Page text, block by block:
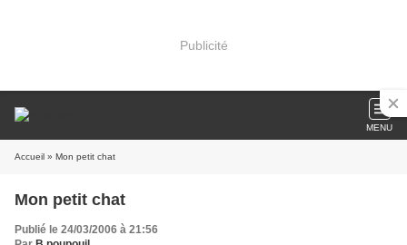
Publicité
MENU
Accueil » Mon petit chat
Mon petit chat
Publié le 24/03/2006 à 21:56